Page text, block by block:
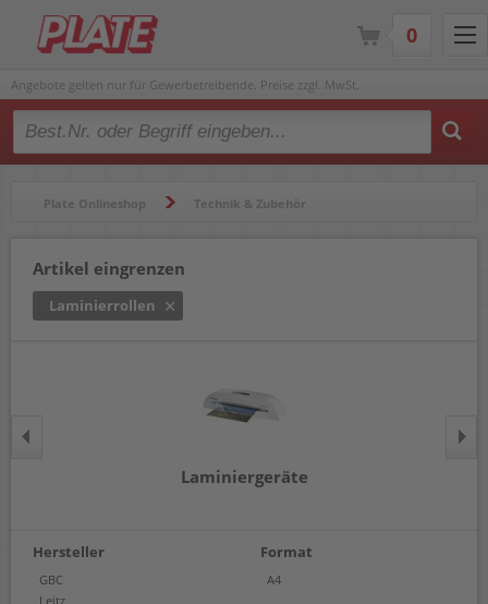
Angebote gelten nur für Gewerbetreibende. Preise zzgl. MwSt.
Type 2 or more characters for results.
Plate Onlineshop Technik & Zubehör
Artikel eingrenzen
Laminierrollen
Laminiergeräte
Hersteller
GBC
Leitz
Format
A4
0